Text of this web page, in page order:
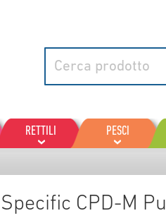
RETTILI PESCI
Specific CPD-M